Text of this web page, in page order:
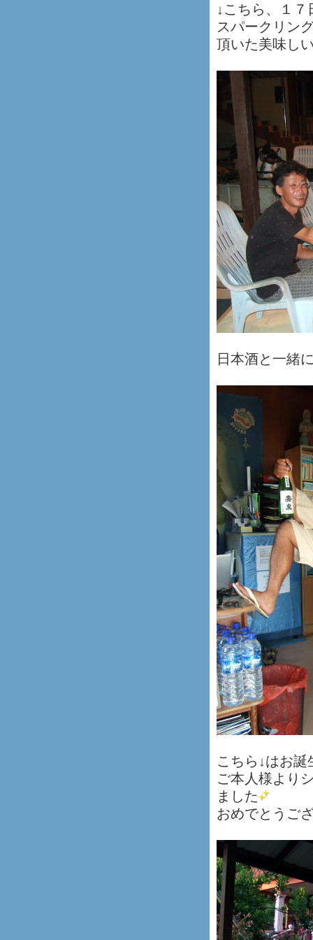
↓こちら、１
スパークリン
頂いた美味し
日本酒と一緒
こちら↓はお
ご本人様より
ました
おめでとうご